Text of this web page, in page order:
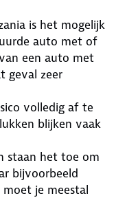
is het mogelijk
auto met of
een auto met
geval zeer
volledig af te
blijken vaak
staan het toe om
bijvoorbeeld
je meestal